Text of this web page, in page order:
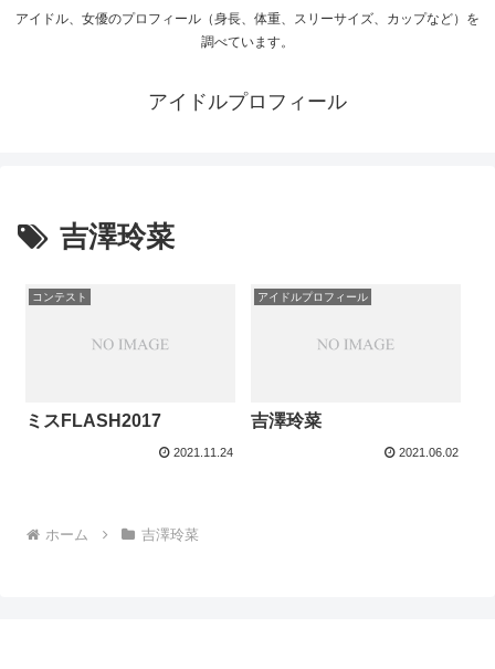
アイドル、女優のプロフィール（身長、体重、スリーサイズ、カップなど）を
調べています。
アイドルプロフィール
吉澤玲菜
コンテスト
ミスFLASH2017
2021.11.24
アイドルプロフィール
吉澤玲菜
2021.06.02
ホーム 吉澤玲菜